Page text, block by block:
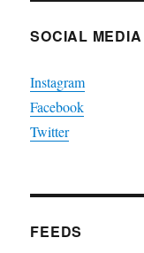
SOCIAL MEDIA
Instagram
Facebook
Twitter
FEEDS